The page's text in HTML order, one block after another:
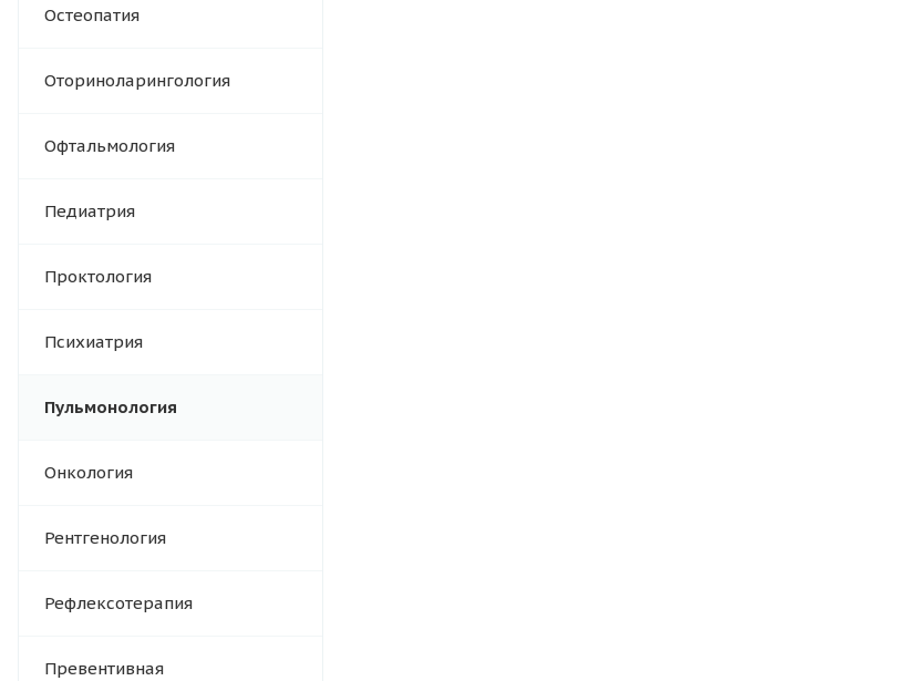
Остеопатия
Оториноларингология
Офтальмология
Педиатрия
Проктология
Психиатрия
Пульмонология
Онкология
Рентгенология
Рефлексотерапия
Превентивная